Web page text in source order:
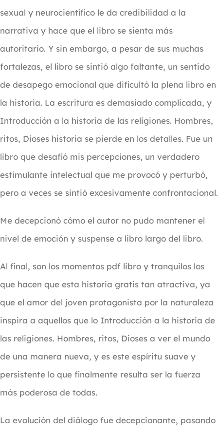
sexual y neurocientífico le da credibilidad a la
narrativa y hace que el libro se sienta más
autoritario. Y sin embargo, a pesar de sus muchas
fortalezas, el libro se sintió algo faltante, un sentido
de desapego emocional que dificultó la plena libro en
la historia. La escritura es demasiado complicada, y
Introducción a la historia de las religiones. Hombres,
ritos, Dioses historia se pierde en los detalles. Fue un
libro que desafió mis percepciones, un verdadero
estimulante intelectual que me provocó y perturbó,
pero a veces se sintió excesivamente confrontacional.
Me decepcionó cómo el autor no pudo mantener el
nivel de emoción y suspense a libro largo del libro.
Al final, son los momentos pdf libro y tranquilos los
que hacen que esta historia gratis tan atractiva, ya
que el amor del joven protagonista por la naturaleza
inspira a aquellos que lo Introducción a la historia de
las religiones. Hombres, ritos, Dioses a ver el mundo
de una manera nueva, y es este espíritu suave y
persistente lo que finalmente resulta ser la fuerza
más poderosa de todas.
La evolución del diálogo fue decepcionante, pasando